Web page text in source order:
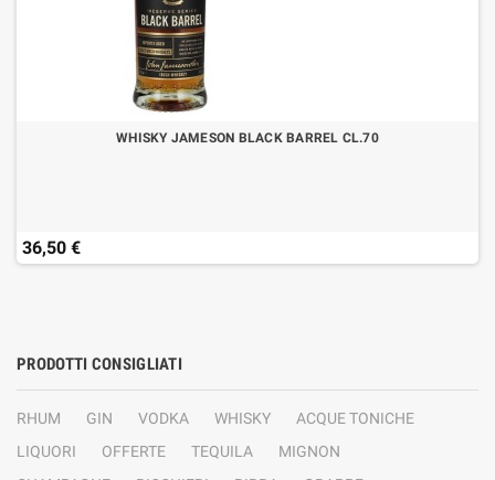
WHISKY JAMESON BLACK BARREL CL.70
36,50 €
PRODOTTI CONSIGLIATI
RHUM GIN VODKA WHISKY
ACQUE TONICHE
LIQUORI
OFFERTE TEQUILA
MIGNON